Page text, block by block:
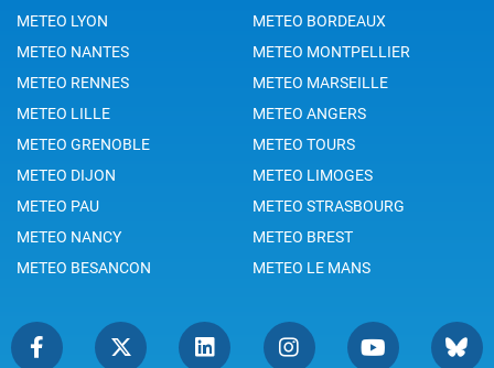
METEO LYON
METEO BORDEAUX
METEO NANTES
METEO MONTPELLIER
METEO RENNES
METEO MARSEILLE
METEO LILLE
METEO ANGERS
METEO GRENOBLE
METEO TOURS
METEO DIJON
METEO LIMOGES
METEO PAU
METEO STRASBOURG
METEO NANCY
METEO BREST
METEO BESANCON
METEO LE MANS